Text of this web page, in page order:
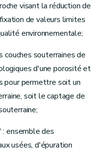
profit de la wateringue
de l'impôt
recouvrement de l'impôt
le recouvrement de l'impôt
visant la réduction de
de valeurs limites
environnementale;
couches souterraines de
d'une porosité et
pour permettre soit un
soit le captage de
ensemble des
usées, d'épuration